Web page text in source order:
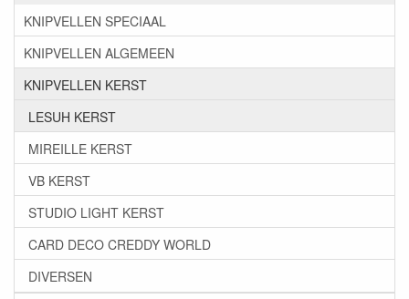
KNIPVELLEN SPECIAAL
KNIPVELLEN ALGEMEEN
KNIPVELLEN KERST
LESUH KERST
MIREILLE KERST
VB KERST
STUDIO LIGHT KERST
CARD DECO CREDDY WORLD
DIVERSEN